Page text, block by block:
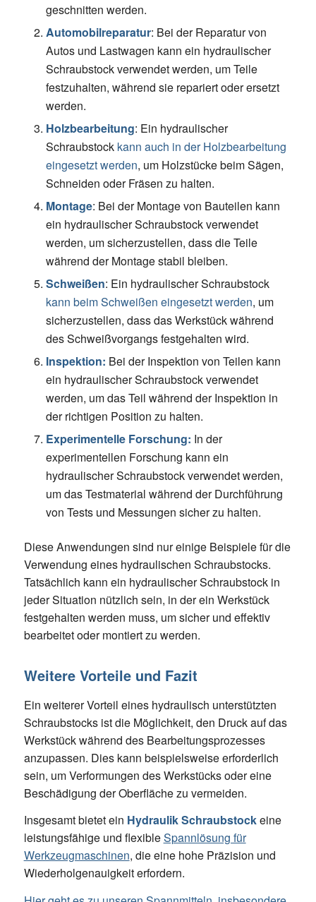
geschnitten werden.
Automobilreparatur: Bei der Reparatur von
Autos und Lastwagen kann ein hydraulischer
Schraubstock verwendet werden, um Teile
festzuhalten, während sie repariert oder ersetzt
werden.
Holzbearbeitung: Ein hydraulischer
Schraubstock kann auch in der Holzbearbeitung
eingesetzt werden, um Holzstücke beim Sägen,
Schneiden oder Fräsen zu halten.
Montage: Bei der Montage von Bauteilen kann
ein hydraulischer Schraubstock verwendet
werden, um sicherzustellen, dass die Teile
während der Montage stabil bleiben.
Schweißen: Ein hydraulischer Schraubstock
kann beim Schweißen eingesetzt werden, um
sicherzustellen, dass das Werkstück während
des Schweißvorgangs festgehalten wird.
Inspektion: Bei der Inspektion von Teilen kann
ein hydraulischer Schraubstock verwendet
werden, um das Teil während der Inspektion in
der richtigen Position zu halten.
Experimentelle Forschung: In der
experimentellen Forschung kann ein
hydraulischer Schraubstock verwendet werden,
um das Testmaterial während der Durchführung
von Tests und Messungen sicher zu halten.
Diese Anwendungen sind nur einige Beispiele für die
Verwendung eines hydraulischen Schraubstocks.
Tatsächlich kann ein hydraulischer Schraubstock in
jeder Situation nützlich sein, in der ein Werkstück
festgehalten werden muss, um sicher und effektiv
bearbeitet oder montiert zu werden.
Weitere Vorteile und Fazit
Ein weiterer Vorteil eines hydraulisch unterstützten
Schraubstocks ist die Möglichkeit, den Druck auf das
Werkstück während des Bearbeitungsprozesses
anzupassen. Dies kann beispielsweise erforderlich
sein, um Verformungen des Werkstücks oder eine
Beschädigung der Oberfläche zu vermeiden.
Insgesamt bietet ein Hydraulik Schraubstockeine
leistungsfähige und flexibleSpannlösung für
Werkzeugmaschinen, die eine hohe Präzision und
Wiederholgenauigkeit erfordern.